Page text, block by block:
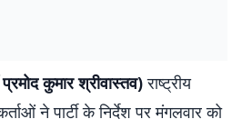
कुमार श्रीवास्तव)राष्ट्रीय
ने पार्टी के निर्देश पर मंगलवार को